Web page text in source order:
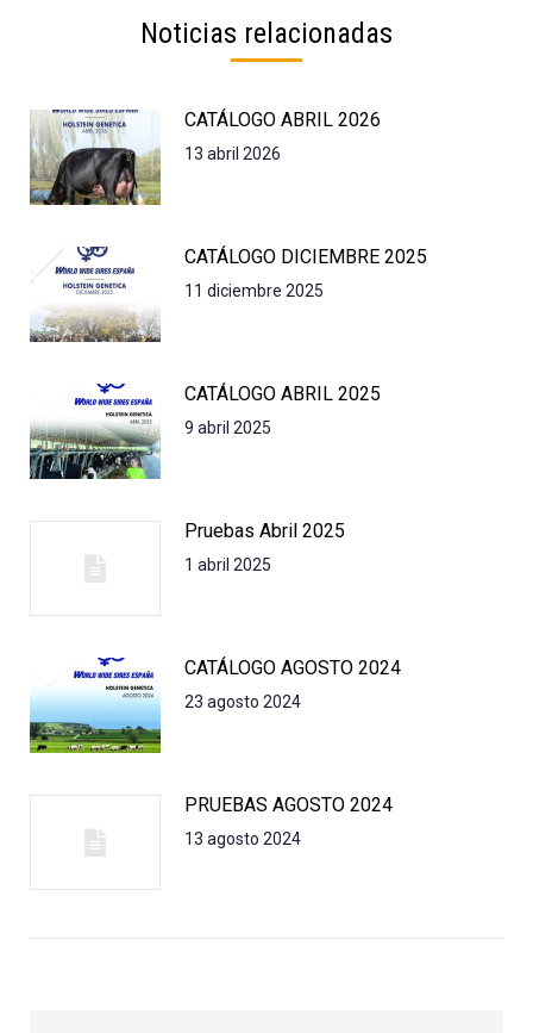
Noticias relacionadas
CATÁLOGO ABRIL 2026
13 abril 2026
CATÁLOGO DICIEMBRE 2025
11 diciembre 2025
CATÁLOGO ABRIL 2025
9 abril 2025
Pruebas Abril 2025
1 abril 2025
CATÁLOGO AGOSTO 2024
23 agosto 2024
PRUEBAS AGOSTO 2024
13 agosto 2024